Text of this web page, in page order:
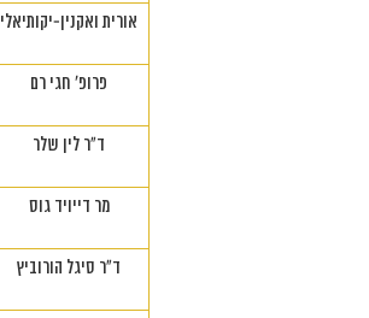
אורית ואקנין-יקותיאלי
פרופ' חגי רם
ד"ר לין שלר
מר דייויד גוס
ד"ר סיגל הורוביץ